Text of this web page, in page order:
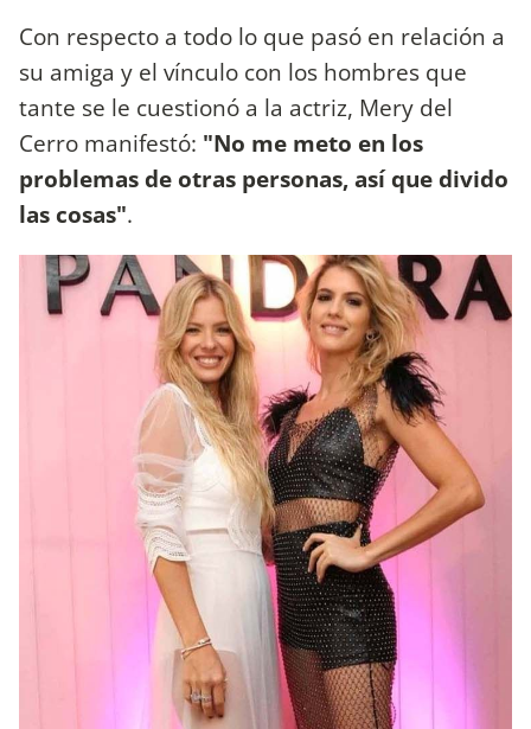
Con respecto a todo lo que pasó en relación a
su amiga y el vínculo con los hombres que
tante se le cuestionó a la actriz, Mery del
Cerro manifestó: "No me meto en los
problemas de otras personas, así que divido
las cosas".